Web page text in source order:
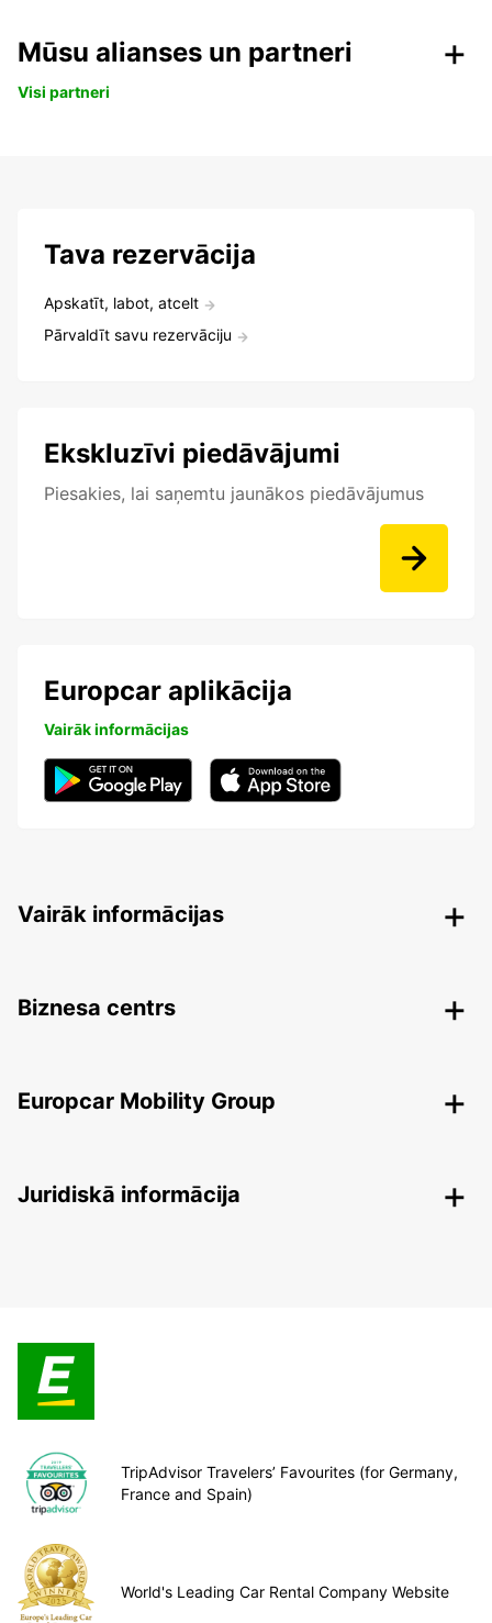
Mūsu alianses un partneri
Visi partneri
Tava rezervācija
Apskatīt, labot, atcelt
Pārvaldīt savu rezervāciju
Ekskluzīvi piedāvājumi
Piesakies, lai saņemtu jaunākos piedāvājumus
Europcar aplikācija
Vairāk informācijas
Vairāk informācijas
Biznesa centrs
Europcar Mobility Group
Juridiskā informācija
TripAdvisor Travelers’ Favourites (for Germany,
France and Spain)
World's Leading Car Rental Company Website